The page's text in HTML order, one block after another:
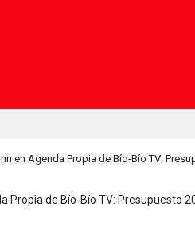
en Agenda Propia de Bío-Bío TV: